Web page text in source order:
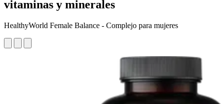
vitaminas y minerales
HealthyWorld Female Balance - Complejo para mujeres